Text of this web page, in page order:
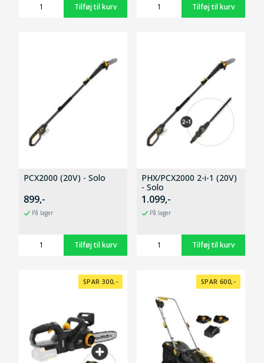
PCX2000 (20V) - Solo
899,-
På lager
PHX/PCX2000 2-i-1 (20V)
- Solo
1.099,-
På lager
SPAR 300,- SPAR 600,-